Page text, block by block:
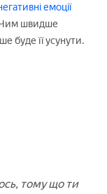
емоції
Чим швидше
буде її усунути.
тому що ти